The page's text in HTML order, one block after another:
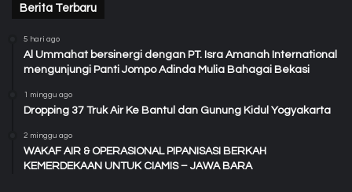
Berita Terbaru
5 hari ago
Al Ummahat bersinergi dengan PT. Isra Amanah International
mengunjungi Panti Jompo Adinda Mulia Bahagai Bekasi
1 minggu ago
Dropping 37 Truk Air Ke Bantul dan Gunung Kidul Yogyakarta
2 minggu ago
WAKAF AIR & OPERASIONAL PIPANISASI BERKAH
KEMERDEKAAN UNTUK CIAMIS – JAWA BARA